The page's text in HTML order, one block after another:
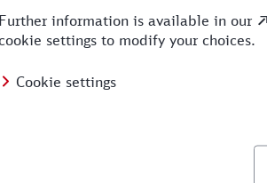
06 00:57
Lüdenscheid
3:48 3